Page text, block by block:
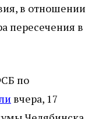
в отношении
пересечения в
по
вчера, 17